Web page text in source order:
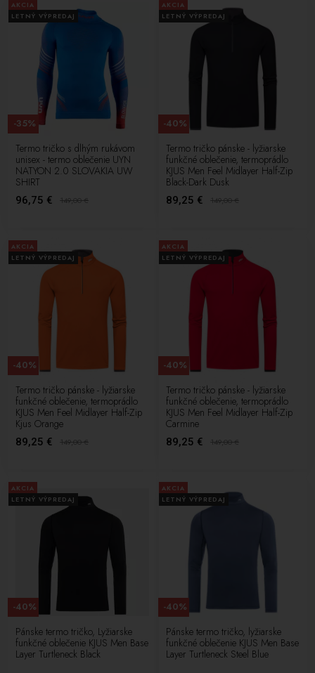
ďalšie. Tieto značky sú známe pre svoju vysokú kvalitu, technické
inovácie a výkonnosť. Vyberte si tričko, ktoré vyhovuje vašim
požiadavkám a získajte spoľahlivý a výkonný kúsok oblečenia pre
vaše zimné športové aktivity.
AKCIA
LETNÝ VÝPREDAJ
Termo tričko s dlhým rukávom
unisex - termo oblečenie UYN
NATYON 2.0 SLOVAKIA UW
SHIRT
96,75 € 149,00€
-35%
AKCIA
LETNÝ VÝPREDAJ
Termo tričko pánske - lyžiarske
funkčné oblečenie, termoprádlo
KJUS Men Feel Midlayer Half-Zip
Black-Dark Dusk
89,25 € 149,00€
-40%
AKCIA
LETNÝ VÝPREDAJ
Termo tričko pánske - lyžiarske
funkčné oblečenie, termoprádlo
KJUS Men Feel Midlayer Half-Zip
Kjus Orange
89,25 € 149,00€
-40%
AKCIA
LETNÝ VÝPREDAJ
Termo tričko pánske - lyžiarske
funkčné oblečenie, termoprádlo
KJUS Men Feel Midlayer Half-Zip
Carmine
89,25 € 149,00€
-40%
AKCIA
LETNÝ VÝPREDAJ
Pánske termo tričko, Lyžiarske
funkčné oblečenie KJUS Men Base
Layer Turtleneck Black
-40%
AKCIA
LETNÝ VÝPREDAJ
Pánske termo tričko, lyžiarske
funkčné oblečenie KJUS Men Base
Layer Turtleneck Steel Blue
-40%